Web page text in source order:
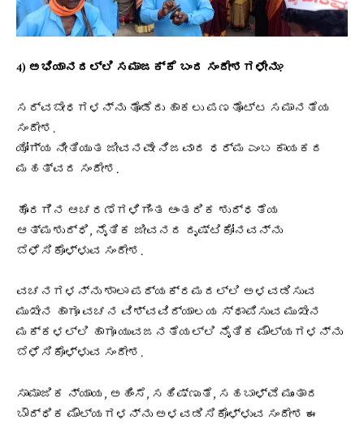
4) ಅಭಿಯಾನದಲ್ಲಿ ಸಮಾಜಕ್ಕೆ ಬಂದ ಸಂದೇಶಗಳೇನು?
ಸರ್ವಬೇಧಗಳನ್ನು ತೊಡೆದು ಹಾಕಲು ಪಣತೊಟ್ಟ ಸಮಾನತೆಯ
ಸಂದೇಶ.
ಯೋಗ್ಯ ನೀತಿಯುತ ಜೀವನವೇ ನಿಜವಾದ ಧರ್ಮ ಎಂಬ ಕಾಯಕದ
ಮಹತ್ವದ ಸಂದೇಶ.
ಹೊರಗಿನ ಆಚರಣೆಗಳಿಗಿಂತ ಆಂತರಿಕ ಶುದ್ಧತೆಯ
ಆತ್ಮಶುದ್ಧಿ, ನೈತಿಕ ಜೀವನದ ದೃಷ್ಟಿಕೋನವನ್ನು
ಬೆಳೆಸಿಕೊಳ್ಳುವ ಸಂದೇಶ.
ವಚನಗಳನ್ನು ಶಾಲಾ ಪಠ್ಯಕ್ರಮದಲ್ಲಿ ಅಳವಡಿಸುವ
ಮುಖೇನ ಹಾಗೂ ವಚನ ವಿಶ್ವವಿದ್ಯಾಲಯ ಸ್ಥಾಪಿಸುವ ಮುಖೇನ
ಮಕ್ಕಳಲ್ಲಿ ಹಾಗೂ ಯುವಜನತೆಯಲ್ಲಿ ನೈತಿಕ ಮೌಲ್ಯಗಳನ್ನು
ಬೆಳೆಸಿಕೊಳ್ಳುವ ಸಂದೇಶ.
ಸಾಮಾಜಿಕ ನ್ಯಾಯ, ಅಹಿಂಸೆ, ಸಹಿಷ್ಣುತೆ, ಸಹಬಾಳ್ವೆ ಮುಂತಾದ
ಬೌದ್ಧಿಕ ಮೌಲ್ಯಗಳನ್ನು ಅಳವಡಿಸಿಕೊಳ್ಳುವ ಸಂದೇಶ ಈ